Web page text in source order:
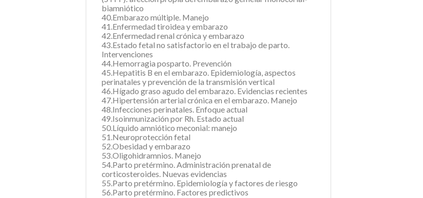
biamniótico
40.Embarazo múltiple. Manejo
41.Enfermedad tiroidea y embarazo
42.Enfermedad renal crónica y embarazo
43.Estado fetal no satisfactorio en el trabajo de parto.
Intervenciones
44.Hemorragia posparto. Prevención
45.Hepatitis B en el embarazo. Epidemiología, aspectos
perinatales y prevención de la transmisión vertical
46.Hígado graso agudo del embarazo. Evidencias recientes
47.Hipertensión arterial crónica en el embarazo. Manejo
48.Infecciones perinatales. Enfoque actual
49.Isoinmunización por Rh. Estado actual
50.Líquido amniótico meconial: manejo
51.Neuroprotección fetal
52.Obesidad y embarazo
53.Oligohidramnios. Manejo
54.Parto pretérmino. Administración prenatal de
corticosteroides. Nuevas evidencias
55.Parto pretérmino. Epidemiología y factores de riesgo
56.Parto pretérmino. Factores predictivos